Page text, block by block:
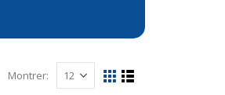
Montrer: